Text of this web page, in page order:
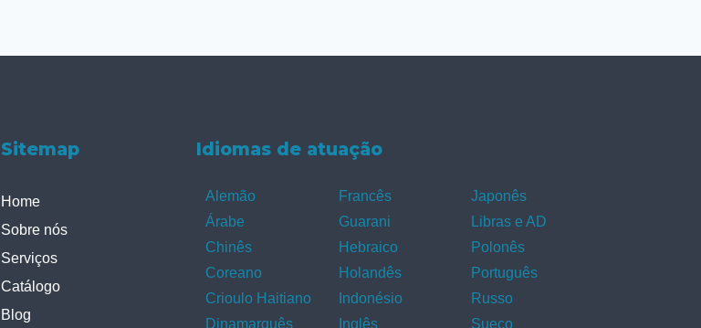
Sitemap
Home
Sobre nós
Serviços
Catálogo
Blog
Idiomas de atuação
Alemão
Árabe
Chinês
Coreano
Crioulo Haitiano
Dinamarquês
Francês
Guarani
Hebraico
Holandês
Indonésio
Inglês
Japonês
Libras e AD
Polonês
Português
Russo
Sueco